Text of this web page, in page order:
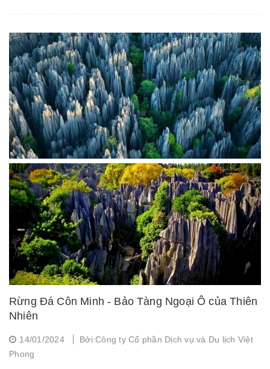
Rừng Đá Côn Minh - Bảo Tàng Ngoại Ô của Thiên
Nhiên
14/01/2024
Bởi:Công ty Cổ phần Dịch vụ và Du lịch Việt
Phong